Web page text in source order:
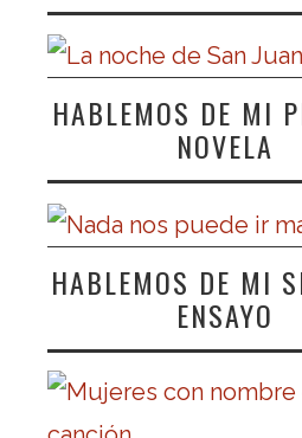
HABLEMOS DE MI
NOVELA
HABLEMOS DE MI
ENSAYO